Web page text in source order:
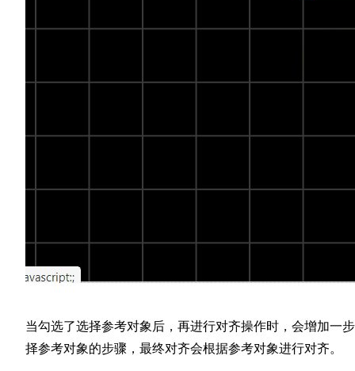
当勾选了选择参考对象后，再进行对齐操作时，会增加一
择参考对象的步骤，最终对齐会根据参考对象进行对齐。